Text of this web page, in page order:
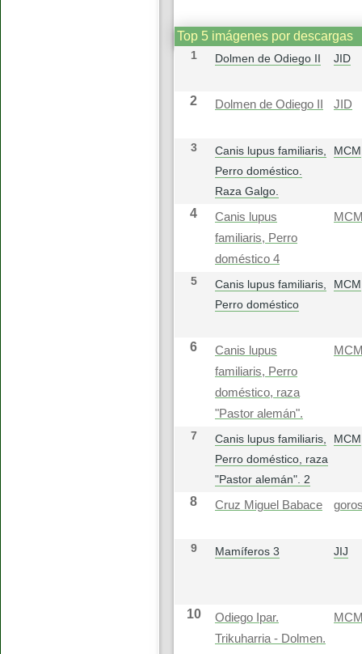
Top 5 imágenes por descargas
1 Dolmen de Odiego II JID
2 Dolmen de Odiego II JID
3
Canis lupus familiaris,
Perro doméstico.
Raza Galgo.
MCM
4
Canis lupus
familiaris, Perro
doméstico 4
5
Canis lupus familiaris,
Perro doméstico
MCM
6
Canis lupus
familiaris, Perro
doméstico, raza
"Pastor alemán".
7
Canis lupus familiaris,
Perro doméstico, raza
"Pastor alemán". 2
MCM
8 Cruz Miguel Babace
9 Mamíferos 3 JIJ
10
Odiego Ipar.
Trikuharria - Dolmen.